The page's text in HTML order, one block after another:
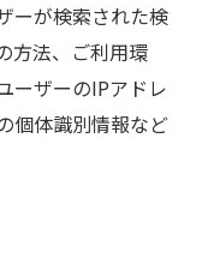
ーが検索された検
方法、ご利用環
ーザーのIPアドレ
個体識別情報など